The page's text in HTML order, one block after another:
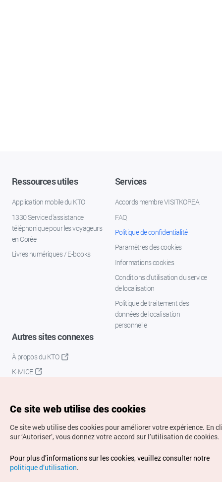
Ressources utiles
Application mobile du KTO
1330 Service d'assistance
téléphonique pour les voyageurs
en Corée
Livres numériques / E-books
Services
Accords membre VISITKOREA
FAQ
Politique de confidentialité
Paramètres des cookies
Informations cookies
Conditions d’utilisation du service
de localisation
Politique de traitement des
données de localisation
personnelle
Autres sites connexes
À propos du KTO
K-MICE
Droits d’auteur (c) Office National du Tourisme en Corée.
Tous droits réservés.
Pour les rapports d'erreurs et demandes de renseignements,
Ce site web utilise des cookies
Ce site web utilise des cookies pour améliorer votre expérience. En
sur ‘Autoriser’, vous donnez votre accord sur l’utilisation de cookies.
Pour plus d’informations sur les cookies, veuillez consulter notre
politique d’utilisation.